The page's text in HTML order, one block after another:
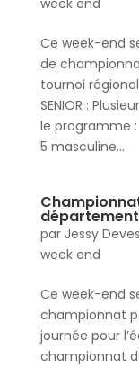
week end
Ce week-end
de
tournoi régional
SENIOR :
le programme :
5 masculine...
par Jessy
week end
Ce week-end
championnat
journée pour
championnat